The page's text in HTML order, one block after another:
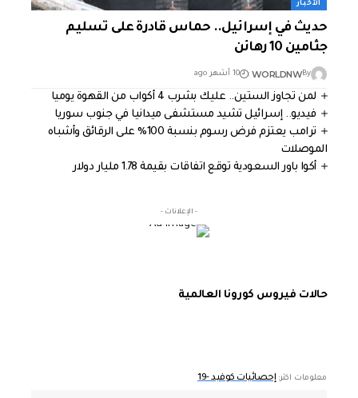
الأخبار
حديث في إسرائيل.. حماس قادرة على تسليم
جثامين 10 رهائن
By
WORLDNW 10 أشهر ago
لمن تجاوز الستين.. عليك بشرب 4 أكواب من القهوة يوميا
فيديو.. إسرائيل تشيد مستشفى ميدانيا في جنوب سوريا
ترامب يعتزم فرض رسوم بنسبة 100% على الرقائق وأشباه
الموصلات
أكوا باور السعودية توقع اتفاقات بقيمة 1.78 مليار دولار
- الإعلانات -
حالات فيروس كورونا العالمية
معلومات اكثر: إحصائيات كوفيد -19